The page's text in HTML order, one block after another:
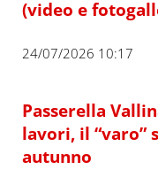
(video e
24/07/2026 10:17
Passerella
lavori, il “varo”
autunno